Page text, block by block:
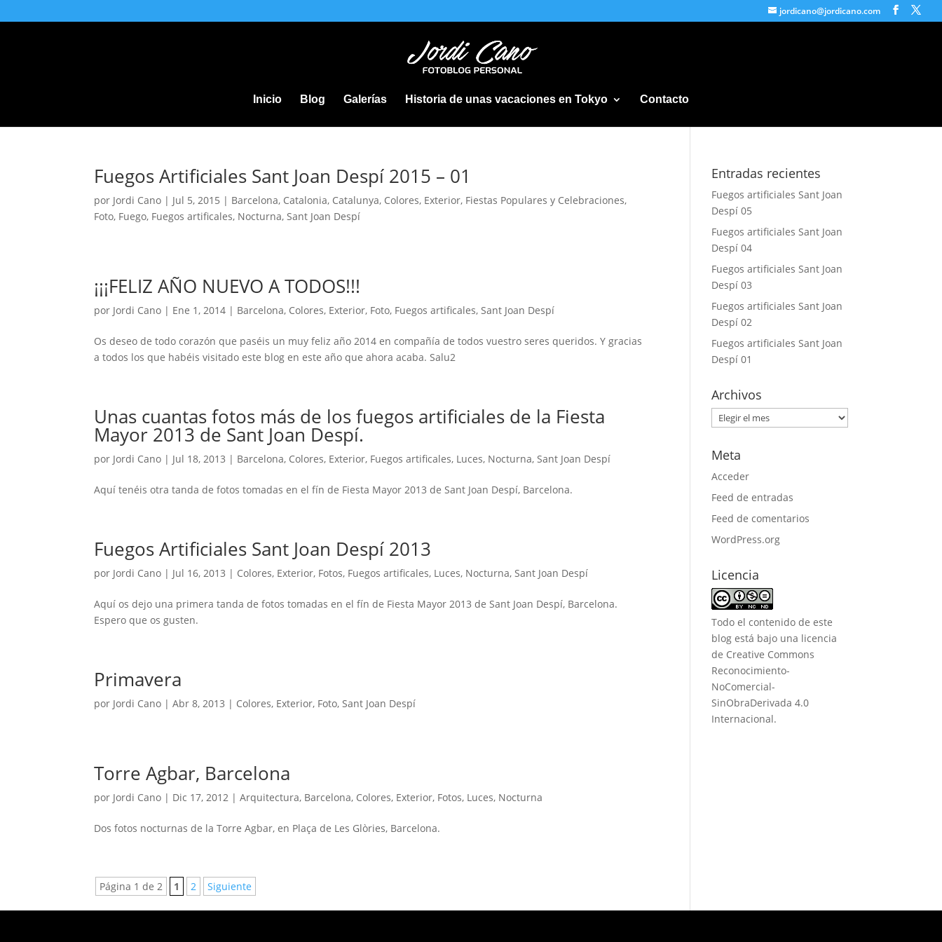
jordicano@jordicano.com
Inicio Blog Galerías Historia de unas vacaciones en Tokyo Contacto
Fuegos Artificiales Sant Joan Despí 2015 – 01
por Jordi Cano | Jul 5, 2015 | Barcelona, Catalonia, Catalunya, Colores, Exterior, Fiestas Populares y Celebraciones,
Foto, Fuego, Fuegos artificales, Nocturna,Sant Joan Despí
¡¡¡FELIZ AÑO NUEVO A TODOS!!!
por Jordi Cano | Ene 1, 2014 | Barcelona, Colores, Exterior, Foto, Fuegos artificales,Sant Joan Despí
Os deseo de todo corazón que paséis un muy feliz año 2014 en compañía de todos vuestro seres queridos. Y gracias
a todos los que habéis visitado este blog en este año que ahora acaba. Salu2
Unas cuantas fotos más de los fuegos artificiales de la Fiesta
Mayor 2013 de Sant Joan Despí.
por Jordi Cano | Jul 18, 2013 | Barcelona, Colores, Exterior, Fuegos artificales, Luces, Nocturna,Sant Joan Despí
Aquí tenéis otra tanda de fotos tomadas en el fín de Fiesta Mayor 2013 de Sant Joan Despí, Barcelona.
Fuegos Artificiales Sant Joan Despí 2013
por Jordi Cano | Jul 16, 2013 | Colores, Exterior, Fotos, Fuegos artificales, Luces, Nocturna,Sant Joan Despí
Aquí os dejo una primera tanda de fotos tomadas en el fín de Fiesta Mayor 2013 de Sant Joan Despí, Barcelona.
Espero que os gusten.
Primavera
por Jordi Cano |Abr 8, 2013 | Colores, Exterior, Foto,Sant Joan Despí
Torre Agbar, Barcelona
por Jordi Cano | Dic 17, 2012 |Arquitectura, Barcelona, Colores, Exterior, Fotos, Luces, Nocturna
Dos fotos nocturnas de la Torre Agbar, en Plaça de Les Glòries, Barcelona.
Página 1 de 2 1 2 Siguiente
Entradas recientes
Fuegos artificiales Sant Joan
Despí 05
Fuegos artificiales Sant Joan
Despí 04
Fuegos artificiales Sant Joan
Despí 03
Fuegos artificiales Sant Joan
Despí 02
Fuegos artificiales Sant Joan
Despí 01
Archivos
Archivos
Meta
Acceder
Feed de entradas
Feed de comentarios
WordPress.org
Licencia
Todo el contenido de este
blog está bajo una licencia
de Creative Commons
Reconocimiento-
NoComercial-
SinObraDerivada 4.0
Internacional.